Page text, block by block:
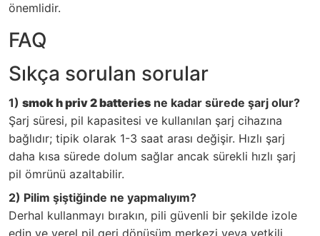
önemlidir.
FAQ
Sıkça sorulan sorular
1) smok h priv 2 batteries ne kadar sürede şarj olur?
Şarj süresi, pil kapasitesi ve kullanılan şarj cihazına
bağlıdır; tipik olarak 1-3 saat arası değişir. Hızlı şarj
daha kısa sürede dolum sağlar ancak sürekli hızlı şarj
pil ömrünü azaltabilir.
2) Pilim şiştiğinde ne yapmalıyım?
Derhal kullanmayı bırakın, pili güvenli bir şekilde izole